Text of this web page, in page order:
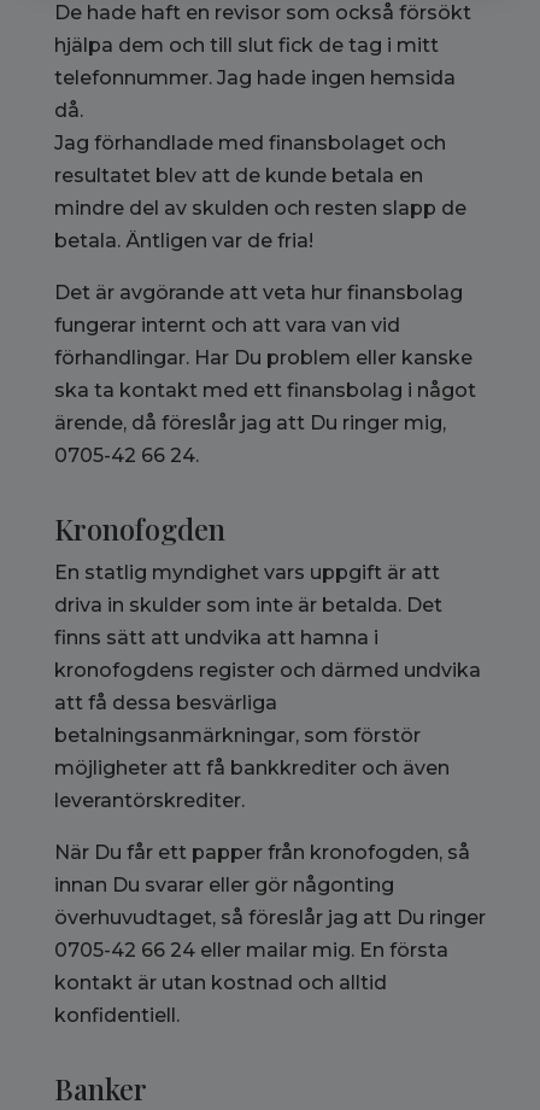
De hade haft en revisor som också försökt
hjälpa dem och till slut fick de tag i mitt
telefonnummer. Jag hade ingen hemsida
då.
Jag förhandlade med finansbolaget och
resultatet blev att de kunde betala en
mindre del av skulden och resten slapp de
betala. Äntligen var de fria!
Det är avgörande att veta hur finansbolag
fungerar internt och att vara van vid
förhandlingar. Har Du problem eller kanske
ska ta kontakt med ett finansbolag i något
ärende, då föreslår jag att Du ringer mig,
0705-42 66 24.
Kronofogden
En statlig myndighet vars uppgift är att
driva in skulder som inte är betalda. Det
finns sätt att undvika att hamna i
kronofogdens register och därmed undvika
att få dessa besvärliga
betalningsanmärkningar, som förstör
möjligheter att få bankkrediter och även
leverantörskrediter.
När Du får ett papper från kronofogden, så
innan Du svarar eller gör någonting
överhuvudtaget, så föreslår jag att Du ringer
0705-42 66 24 eller mailar mig. En första
kontakt är utan kostnad och alltid
konfidentiell.
Banker